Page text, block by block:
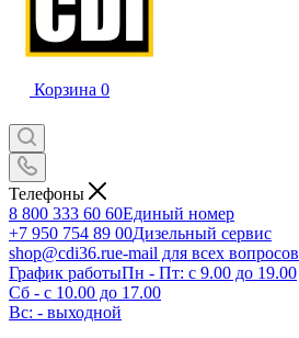
Корзина 0
Телефоны
8 800 333 60 60Единый номер
+7 950 754 89 00Дизельный сервис
shop@cdi36.rue-mail для всех вопросов
График работыПн - Пт: с 9.00 до 19.00
Сб - с 10.00 до 17.00
Вс: - выходной